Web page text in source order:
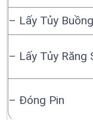
– Lấy Tủy Buồng
– Lấy Tủy Răng
– Đóng Pin